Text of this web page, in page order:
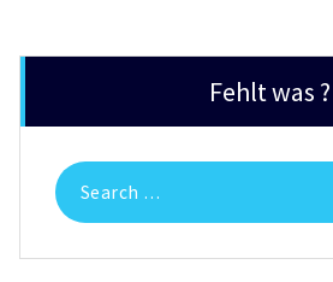
Fehlt was ?
Search
for: